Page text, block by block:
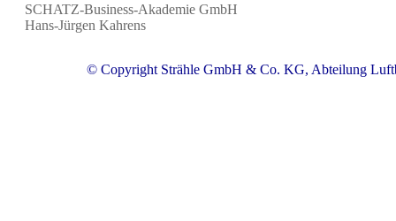
SCHATZ-Business-Akademie GmbH
Hans-Jürgen Kahrens
© Copyright Strähle GmbH & Co. KG, Abteilung